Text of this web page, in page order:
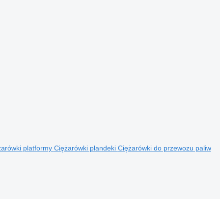
platformy Ciężarówki plandeki Ciężarówki do przewozu paliw